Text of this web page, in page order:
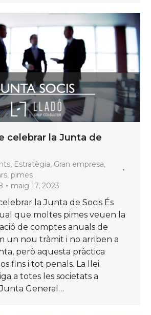
celebrar la Junta de
, Estratègia, Gran empresa,
, pimes
maig 17, 2023
la Junta de Socis És
que moltes pimes veuen la
de comptes anuals de
un nou tràmit i no arriben a
però aquesta pràctica
fins i tot penals. La llei
a totes les societats a
General…